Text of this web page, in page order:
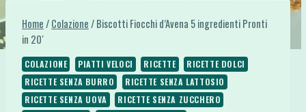
Home/Colazione/Biscotti Fiocchi d’Avena 5 ingredienti Pronti
in 20′
COLAZIONE PIATTI VELOCI RICETTE
RICETTE DOLCI
RICETTE SENZA BURRO
RICETTE SENZA LATTOSIO
RICETTE SENZA UOVA
RICETTE SENZA ZUCCHERO